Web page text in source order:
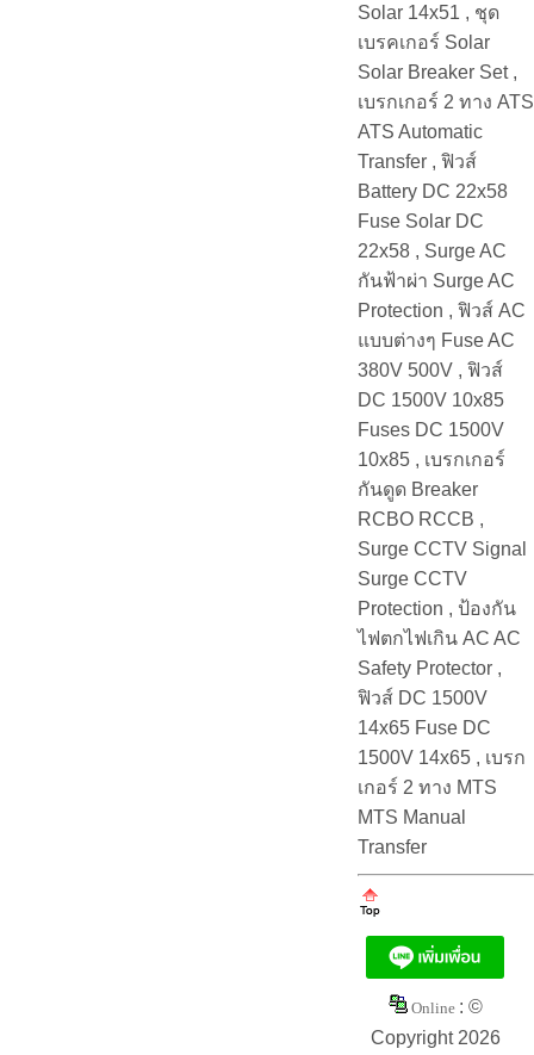
Solar 14x51 , ชุด
เบรคเกอร์ Solar
Solar Breaker Set ,
เบรกเกอร์ 2 ทาง ATS
ATS Automatic
Transfer , ฟิวส์
Battery DC 22x58
Fuse Solar DC
22x58 , Surge AC
กันฟ้าผ่า Surge AC
Protection , ฟิวส์ AC
แบบต่างๆ Fuse AC
380V 500V , ฟิวส์
DC 1500V 10x85
Fuses DC 1500V
10x85 , เบรกเกอร์
กันดูด Breaker
RCBO RCCB ,
Surge CCTV Signal
Surge CCTV
Protection , ป้องกัน
ไฟตกไฟเกิน AC AC
Safety Protector ,
ฟิวส์ DC 1500V
14x65 Fuse DC
1500V 14x65 , เบรก
เกอร์ 2 ทาง MTS
MTS Manual
Transfer
Online : ©
Copyright 2026